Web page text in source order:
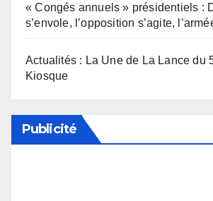
« Congés annuels » présidentiels :
s’envole, l’opposition s’agite,
Actualités : La Une de La Lance du
Kiosque
Publicité